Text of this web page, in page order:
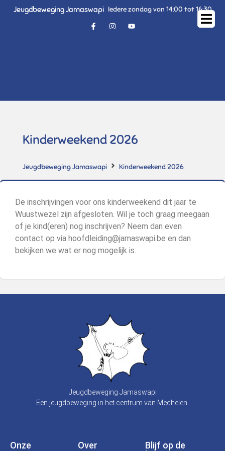
Jeugdbeweging Jamaswapi Iedere zondag van 14:00 tot 16:30
Kinderweekend 2026
Jeugdbeweging Jamaswapi Kinderweekend 2026
De inschrijvingen voor ons kinderweekend dit jaar te
Wuustwezel zijn afgesloten. Wil je toch graag meegaan
of je kind(eren) nog inschrijven? Neem dan even
contact op via hoofdleiding@jamaswapi.be en dan
bekijken we wat er nog mogelijk is.
Jeugdbeweging Jamaswapi
Een jeugdbeweging in het centrum van Mechelen.
Onze
Over
Blijf op de